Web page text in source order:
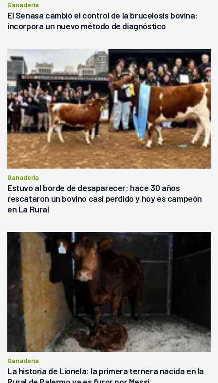
Ganadería
El Senasa cambió el control de la brucelosis bovina:
incorpora un nuevo método de diagnóstico
Ganadería
Estuvo al borde de desaparecer: hace 30 años
rescataron un bovino casi perdido y hoy es campeón
en La Rural
Ganadería
La historia de Lionela: la primera ternera nacida en la